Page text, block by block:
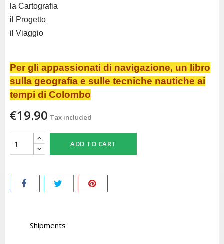
la Cartografia
il Progetto
il Viaggio
Per gli appassionati di navigazione, un libro
sulla geografia e sulle tecniche nautiche ai
tempi di Colombo
€19.90 Tax included
ADD TO CART
Shipments